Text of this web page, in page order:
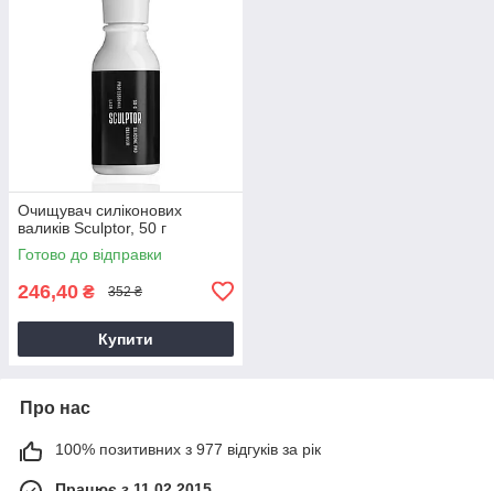
Очищувач силіконових
валиків Sculptor, 50 г
Готово до відправки
246,40 ₴ 352 ₴
Купити
Про нас
100% позитивних з 977 відгуків за рік